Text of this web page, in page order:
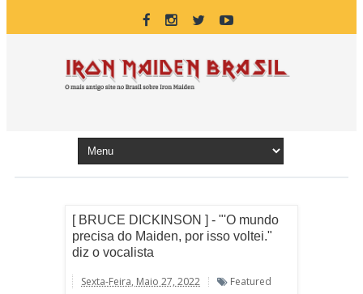
[ BRUCE DICKINSON ] - "'O mundo
precisa do Maiden, por isso voltei."
diz o vocalista
Sexta-Feira, Maio 27, 2022 Featured